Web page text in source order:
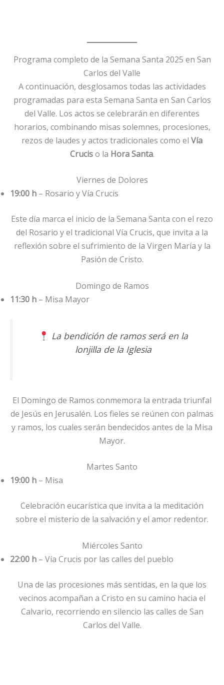
Programa completo de la Semana Santa 2025 en San
Carlos del Valle
A continuación, desglosamos todas las actividades
programadas para esta Semana Santa en San Carlos
del Valle. Los actos se celebrarán en diferentes
horarios, combinando misas solemnes, procesiones,
rezos de laudes y actos tradicionales como el Vía
Cruciso la Hora Santa.
Viernes de Dolores
19:00 h – Rosario y Vía Crucis
Este día marca el inicio de la Semana Santa con el rezo
del Rosario y el tradicional Vía Crucis, que invita a la
reflexión sobre el sufrimiento de la Virgen María y la
Pasión de Cristo.
Domingo de Ramos
11:30 h – Misa Mayor
La bendición de ramos será en la
lonjilla de la Iglesia
El Domingo de Ramos conmemora la entrada triunfal
de Jesús en Jerusalén. Los fieles se reúnen con palmas
y ramos, los cuales serán bendecidos antes de la Misa
Mayor.
Martes Santo
19:00 h – Misa
Celebración eucarística que invita a la meditación
sobre el misterio de la salvación y el amor redentor.
Miércoles Santo
22:00 h – Vía Crucis por las calles del pueblo
Una de las procesiones más sentidas, en la que los
vecinos acompañan a Cristo en su camino hacia el
Calvario, recorriendo en silencio las calles de San
Carlos del Valle.